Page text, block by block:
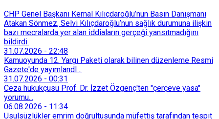
CHP Genel Başkanı Kemal Kılıçdaroğlu’nun Basın Danışmanı
Atakan Sönmez, Selvi Kılıçdaroğlu’nun sağlık durumuna ilişkin
bazı mecralarda yer alan iddiaların gerçeği yansıtmadığını
bildirdi.
31.07.2026 - 22:48
Kamuoyunda 12. Yargı Paketi olarak bilinen düzenleme Resmi
Gazete'de yayımlandI...
31.07.2026 - 00:31
Ceza hukukçusu Prof. Dr. İzzet Özgenç'ten "çerçeve yasa"
yorumu...
06.08.2026 - 11:34
Usulsüzlükler emrim doğrultusunda müfettiş tarafından tespit